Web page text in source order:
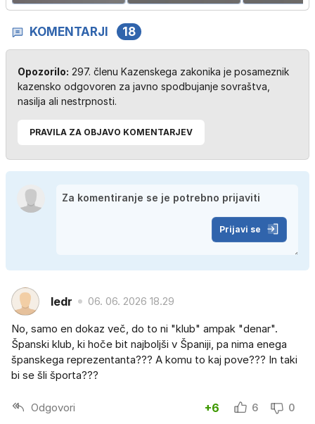
KOMENTARJI 18
Opozorilo: 297. členu Kazenskega zakonika je posameznik
kazensko odgovoren za javno spodbujanje sovraštva,
nasilja ali nestrpnosti.
PRAVILA ZA OBJAVO KOMENTARJEV
Prijavi se
ledr 06. 06. 2026 18.29
No, samo en dokaz več, do to ni "klub" ampak "denar".
Španski klub, ki hoče bit najboljši v Španiji, pa nima enega
španskega reprezentanta??? A komu to kaj pove??? In taki
bi se šli športa???
Odgovori +6 6 0